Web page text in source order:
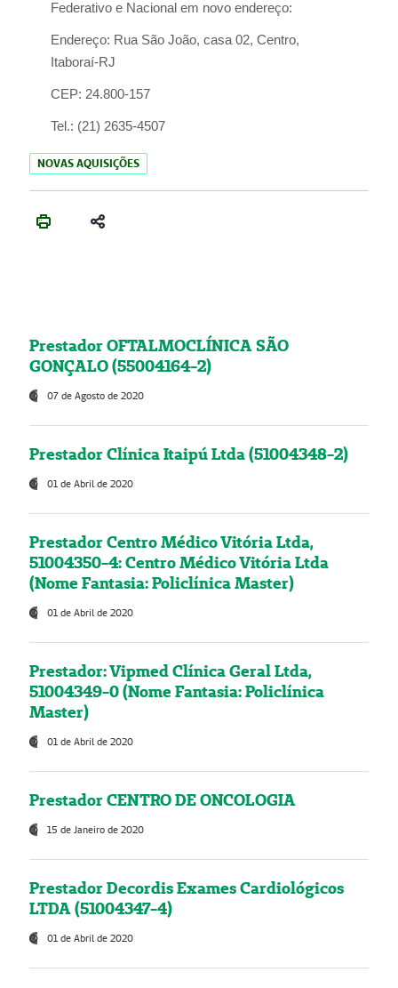
Federativo e Nacional em novo endereço:
Endereço: Rua São João, casa 02, Centro,
Itaboraí-RJ
CEP: 24.800-157
Tel.: (21) 2635-4507
NOVAS AQUISIÇÕES
Prestador OFTALMOCLÍNICA SÃO
GONÇALO (55004164-2)
07 de Agosto de 2020
Prestador Clínica Itaipú Ltda (51004348-2)
01 de Abril de 2020
Prestador Centro Médico Vitória Ltda,
51004350-4: Centro Médico Vitória Ltda
(Nome Fantasia: Policlínica Master)
01 de Abril de 2020
Prestador: Vipmed Clínica Geral Ltda,
51004349-0 (Nome Fantasia: Policlínica
Master)
01 de Abril de 2020
Prestador CENTRO DE ONCOLOGIA
15 de Janeiro de 2020
Prestador Decordis Exames Cardiológicos
LTDA (51004347-4)
01 de Abril de 2020